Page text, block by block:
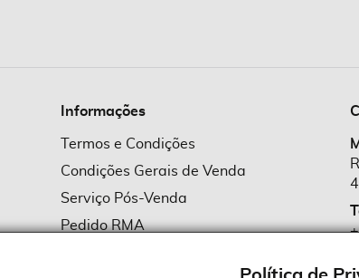
Informações
Termos e Condições
Condições Gerais de Venda
Serviço Pós-Venda
Pedido RMA